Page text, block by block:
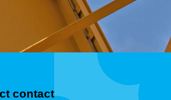
contact